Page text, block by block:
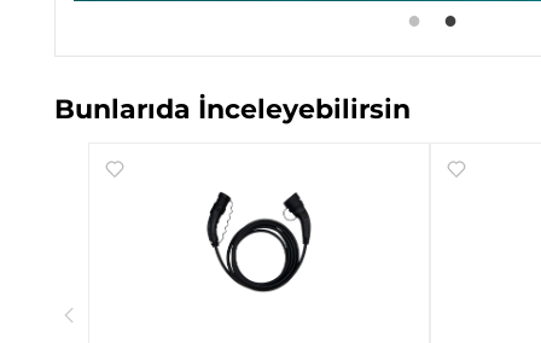
Bunlarıda İnceleyebilirsin